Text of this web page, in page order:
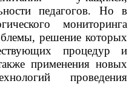
педагогов. Но в
мониторинга
решение которых
процедур и
применения новых
проведения